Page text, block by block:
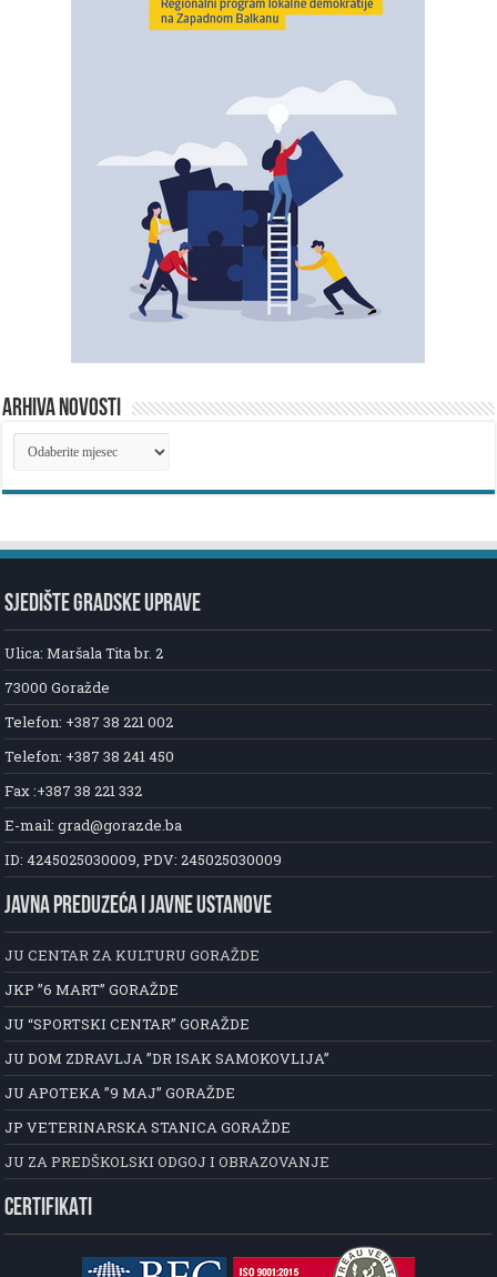
ARHIVA NOVOSTI
ARHIVA
NOVOSTI
SJEDIŠTE GRADSKE UPRAVE
Ulica: Maršala Tita br. 2
73000 Goražde
Telefon: +387 38 221 002
Telefon: +387 38 241 450
Fax :+387 38 221 332
E-mail: grad@gorazde.ba
ID: 4245025030009, PDV: 245025030009
JAVNA PREDUZEĆA I JAVNE USTANOVE
JU CENTAR ZA KULTURU GORAŽDE
JKP ”6 MART” GORAŽDE
JU “SPORTSKI CENTAR” GORAŽDE
JU DOM ZDRAVLJA ”DR ISAK SAMOKOVLIJA”
JU APOTEKA ”9 MAJ” GORAŽDE
JP VETERINARSKA STANICA GORAŽDE
JU ZA PREDŠKOLSKI ODGOJ I OBRAZOVANJE
CERTIFIKATI